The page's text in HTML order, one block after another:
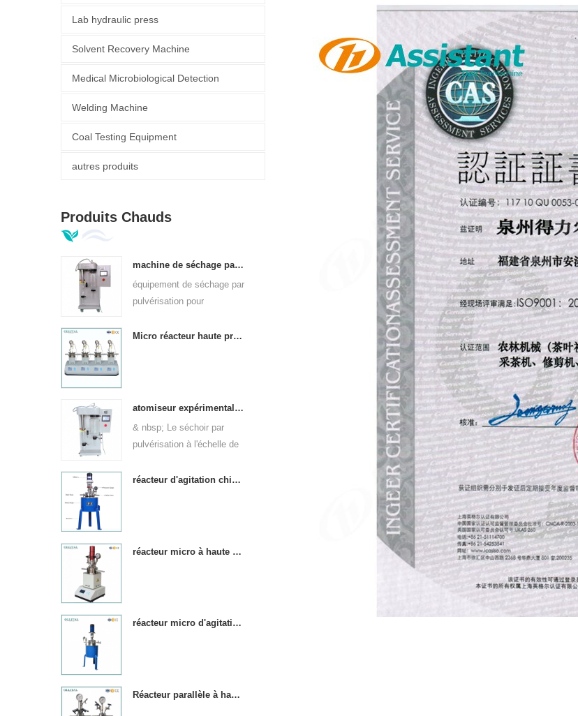
Lab hydraulic press
Solvent Recovery Machine
Medical Microbiological Detection
Welding Machine
Coal Testing Equipment
autres produits
Produits Chauds
machine de séchage par atomisation à l'échelle de laboratoire 1,5 l
équipement de séchage par
pulvérisation pour
qualité de 1,5 l
Micro réacteur haute pression parallèle entièrement automatique
atomiseur expérimental à petite échelle pour laboratoires
& nbsp; Le séchoir par
pulvérisation à l'échelle de
production dans les
chimiques alimentaires et
réacteur d'agitation chimique en acier inoxydable à haute pression
réacteur micro à haute pression de laboratoire d'acier inoxydable
réacteur micro d'agitation haute pression en acier inoxydable de laboratoire
Réacteur parallèle à haute pression de 250 ml avec 2 cuves de réaction